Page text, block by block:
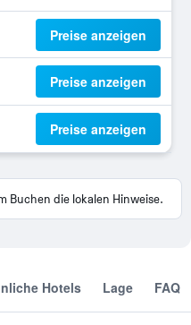
Preise anzeigen
Preise anzeigen
Preise anzeigen
Buchen die lokalen Hinweise.
Hotels Lage FAQ